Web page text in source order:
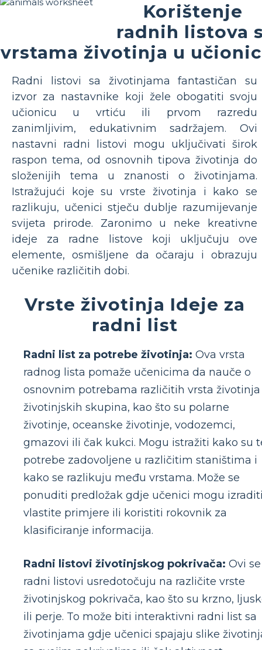
Korištenje
radnih listova
vrstama životinja u
Radni listovi sa životinjama fantastičan su
izvor za nastavnike koji žele obogatiti svoju
učionicu u vrtiću ili prvom razredu
zanimljivim, edukativnim sadržajem. Ovi
nastavni radni listovi mogu uključivati ​​širok
raspon tema, od osnovnih tipova životinja do
složenijih tema u znanosti o životinjama.
Istražujući koje su vrste životinja i kako se
razlikuju, učenici stječu dublje razumijevanje
svijeta prirode. Zaronimo u neke kreativne
ideje za radne listove koji uključuju ove
elemente, osmišljene da očaraju i obrazuju
učenike različitih dobi.
Vrste životinja Ideje za
radni list
Radni list za potrebe životinja: Ova vrsta
radnog lista pomaže učenicima da nauče o
osnovnim potrebama različitih vrsta
životinjskih skupina, kao što su polarne
životinje, oceanske životinje, vodozemci,
gmazovi ili čak kukci. Mogu istražiti kako su
potrebe zadovoljene u različitim staništima i
kako se razlikuju među vrstama. Može se
ponuditi predložak gdje učenici mogu
vlastite primjere ili koristiti rokovnik za
klasificiranje informacija.
Radni listovi životinjskog pokrivača: Ovi se
radni listovi usredotočuju na različite vrste
životinjskog pokrivača, kao što su krzno,
ili perje. To može biti interaktivni radni list sa
životinjama gdje učenici spajaju slike